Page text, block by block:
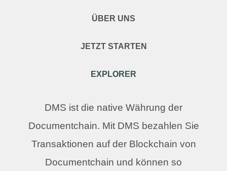
ÜBER UNS
JETZT STARTEN
EXPLORER
DMS ist die native Währung der
Documentchain. Mit DMS bezahlen Sie
Transaktionen auf der Blockchain von
Documentchain und können so